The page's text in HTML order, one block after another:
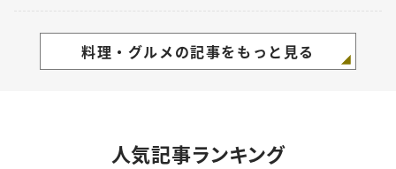
料理・グルメの記事をもっと見る
人気記事ランキング